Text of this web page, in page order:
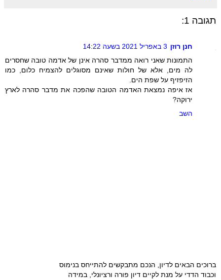
תגובה 1:
חנן רוזן 3 באפריל 2021 בשעה 14:22
התמונות שאני רואה ממדבר סהרה אינן של אדמה טובה שחסרים
לה מים, אלא של חולות שאינם מסוגלים להצמיח כלום, כמו
הזיפזיף על שפת הים.
אז איפה נמצאת האדמה הטובה שהפכה את מדבר סהרה לארץ
ירוקה?
השב
ברוכים הבאים לדיון, הנכם מתבקשים להתייחס בנימוס
וכבוד הדדי על מנת לקיים דיון פורה ורציונלי, במידה